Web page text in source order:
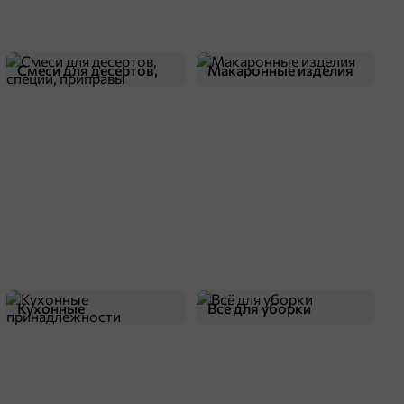
Смеси для десертов,
специи, приправы
Макаронные изделия
Кухонные
принадлежности
Всё для уборки